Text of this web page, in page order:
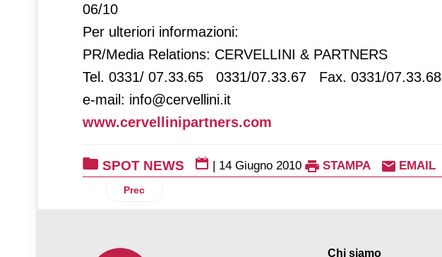
06/10
Per ulteriori informazioni:
PR/Media Relations: CERVELLINI & PARTNERS
Tel. 0331/ 07.33.65 0331/07.33.67 Fax. 0331/07.33.68
e-mail: info@cervellini.it
www.cervellinipartners.com
SPOT NEWS | 14 Giugno 2010 STAMPA EMAIL
Articolo precedente: Grissin Bon
Prec
Chi siamo